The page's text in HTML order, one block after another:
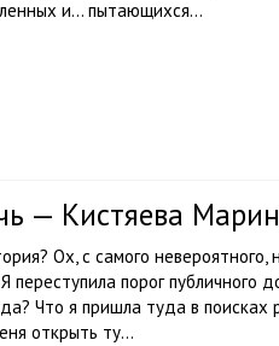
и… пытающихся...
— Кистяева
Ох, с самого
переступила порог
Что я пришла туда в поисках
открыть ту...